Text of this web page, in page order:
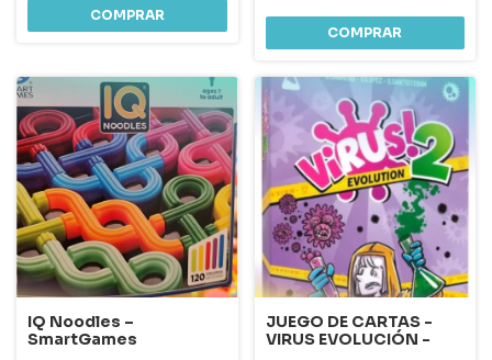
IQ Noodles –
SmartGames
JUEGO DE CARTAS -
VIRUS EVOLUCIÓN -